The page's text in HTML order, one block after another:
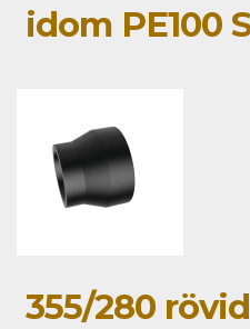
idom PE100
355/280